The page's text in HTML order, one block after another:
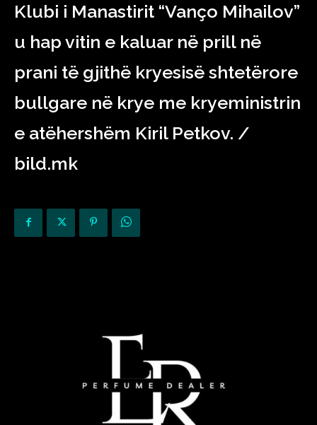
Klubi i Manastirit “Vanço Mihailov”
u hap vitin e kaluar në prill në
prani të gjithë kryesisë shtetërore
bullgare në krye me kryeministrin
e atëhershëm Kiril Petkov. /
bild.mk